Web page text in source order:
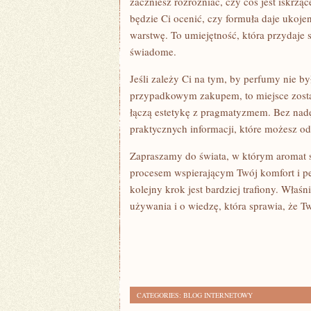
będzie Ci ocenić, czy formuła daje
warstwę. To umiejętność, która
świadome.
Jeśli zależy Ci na tym, by perfumy nie
przypadkowym zakupem, to miejsce
łączą estetykę z pragmatyzmem. Bez
praktycznych informacji, które możesz
Zapraszamy do świata, w którym aromat
procesem wspierającym Twój komfort i
kolejny krok jest bardziej trafiony.
używania i o wiedzę, która sprawia, że
CATEGORIES: BLOG INTERNETOWY